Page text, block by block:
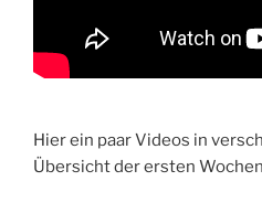
Hier ein paar Videos in
Übersicht der ersten